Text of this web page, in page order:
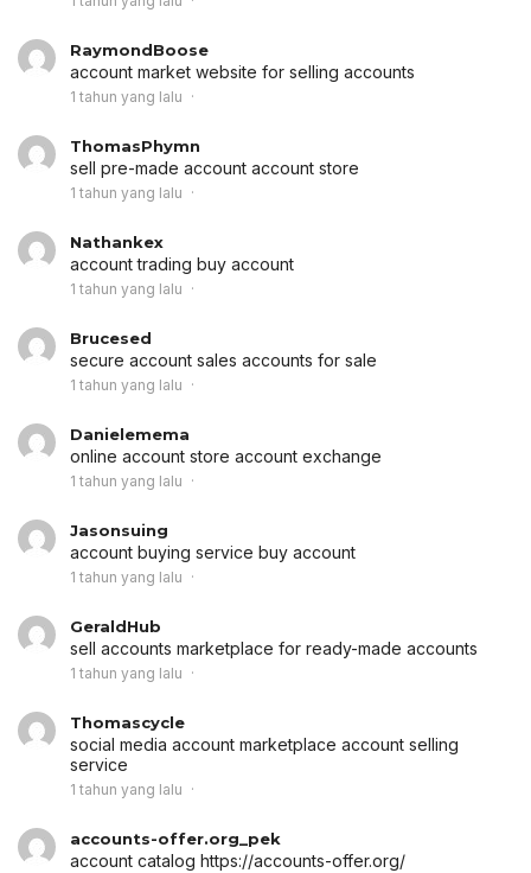
RaymondBoose
account market website for selling accounts
1 tahun yang lalu
ThomasPhymn
sell pre-made account account store
1 tahun yang lalu
Nathankex
account trading buy account
1 tahun yang lalu
Brucesed
secure account sales accounts for sale
1 tahun yang lalu
Danielemema
online account store account exchange
1 tahun yang lalu
Jasonsuing
account buying service buy account
1 tahun yang lalu
GeraldHub
sell accounts marketplace for ready-made accounts
1 tahun yang lalu
Thomascycle
social media account marketplace account selling
service
1 tahun yang lalu
accounts-offer.org_pek
account catalog https://accounts-offer.org/